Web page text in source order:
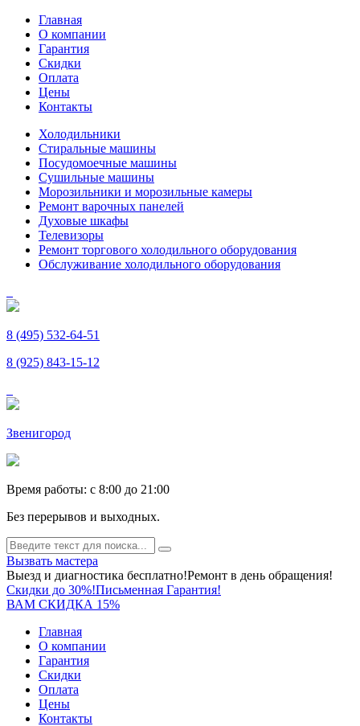
Главная
О компании
Гарантия
Скидки
Оплата
Цены
Контакты
Холодильники
Стиральные машины
Посудомоечные машины
Сушильные машины
Морозильники и морозильные камеры
Ремонт варочных панелей
Духовые шкафы
Телевизоры
Ремонт торгового холодильного оборудования
Обслуживание холодильного оборудования
8 (495) 532-64-51
8 (925) 843-15-12
Звенигород
Время работы: c 8:00 до 21:00
Без перерывов и выходных.
Вызвать мастера
Выезд и диагностика бесплатно!Ремонт в день обращения!
Скидки до 30%!Письменная Гарантия!
ВАМ СКИДКА 15%
Главная
О компании
Гарантия
Скидки
Оплата
Цены
Контакты